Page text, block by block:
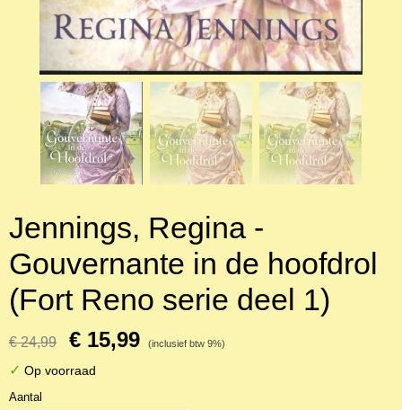
Jennings, Regina -
Gouvernante in de hoofdrol
(Fort Reno serie deel 1)
€ 24,99 € 15,99 (inclusief btw 9%)
✓ Op voorraad
Aantal